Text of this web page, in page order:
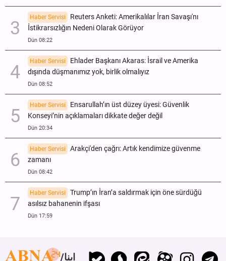
Haber Servisi
Reuters Anketi: Amerikalılar İran Savaşı'nı
İstikrarsızlığın Nedeni Olarak Görüyor
Dün 08:22
Haber Servisi
Ehlader Başkanı Akaras: İsrail ve Amerika
dışında düşmanımız yok, birlik olmalıyız
Dün 08:52
Haber Servisi
Ensarullah’ın üst düzey üyesi: Güvenlik
Konseyi’nin açıklamaları dikkate değer değil
Dün 20:34
Haber Servisi
Arakçi'den çağrı: Artık kendimize güvenme
zamanı
Dün 08:42
Haber Servisi
Trump’ın İran’a saldırmak için öne sürdüğü
asılsız bahanenin ifşası
Dün 17:59
ابنا